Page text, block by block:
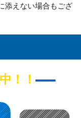
添えない場合もござ
！！